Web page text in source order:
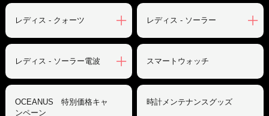
レディス - クォーツ レディス - ソーラー
レディス - ソーラー電波 スマートウォッチ
OCEANUS 特別価格キャ
ンペーン
時計メンテナンスグッズ